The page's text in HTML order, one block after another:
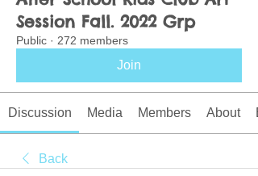
Session Fall. 2022 Grp
Public · 272 members
Join
Discussion Media Members About
Back